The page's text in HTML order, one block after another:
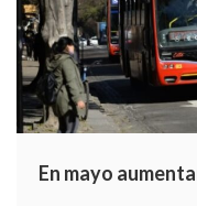
En mayo